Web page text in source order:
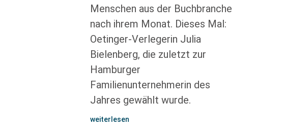
Menschen aus der Buchbranche
nach ihrem Monat. Dieses Mal:
Oetinger-Verlegerin Julia
Bielenberg, die zuletzt zur
Hamburger
Familienunternehmerin des
Jahres gewählt wurde.
weiterlesen